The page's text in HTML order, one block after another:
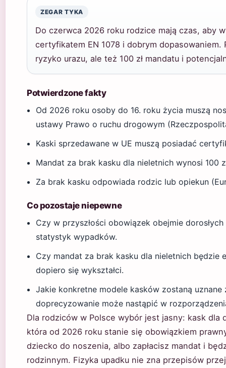
ZEGAR TYKA
Do czerwca 2026 roku rodzice mają czas, aby
certyfikatem EN 1078 i dobrym
ryzyko urazu, ale też 100 zł mandatu i
Potwierdzone fakty
Od 2026 roku osoby do 16. roku życia muszą
ustawy Prawo o ruchu drogowym
Kaski sprzedawane w UE muszą posiadać
Mandat za brak kasku dla nieletnich wynosi 100
Za brak kasku odpowiada rodzic lub opiekun
Co pozostaje niepewne
Czy w przyszłości obowiązek obejmie
statystyk wypadków.
Czy mandat za brak kasku dla nieletnich
dopiero się wykształci.
Jakie konkretne modele kasków zostaną
doprecyzowanie może nastąpić w
Dla rodziców w Polsce wybór jest jasny: kask
która od 2026 roku stanie się obowiązkiem
dziecko do noszenia, albo zapłacisz mandat i
rodzinnym. Fizyka upadku nie zna przepisów